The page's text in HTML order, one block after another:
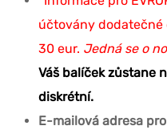
účtovány dodatečné
30 eur. Jedná se o
Váš balíček zůstane
diskrétní.
E-mailová adresa